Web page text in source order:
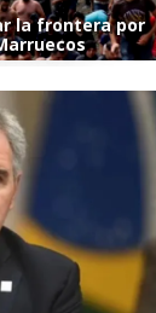
la frontera por